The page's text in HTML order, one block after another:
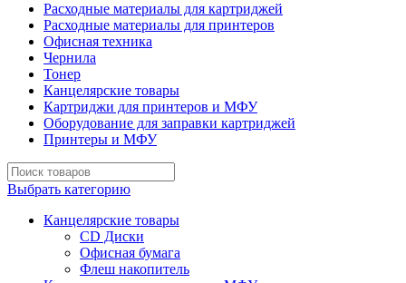
Расходные материалы для картриджей
Расходные материалы для принтеров
Офисная техника
Чернила
Тонер
Канцелярские товары
Картриджи для принтеров и МФУ
Оборудование для заправки картриджей
Принтеры и МФУ
Выбрать категорию
Канцелярские товары
CD Диски
Офисная бумага
Флеш накопитель